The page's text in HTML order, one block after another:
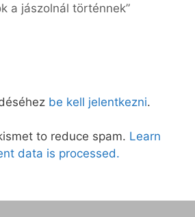
a jászolnál történnek”
be kell jelentkezni.
to reduce spam. Learn
data is processed.